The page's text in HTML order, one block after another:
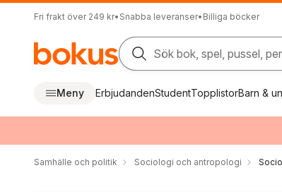
Fri frakt över 249 kr• Snabba leveranser• Billiga böcker
Sök bok, spel, pussel,
Meny ErbjudandenStudentTopplistorBarn &
Samhälle och politik Sociologi och antropologi